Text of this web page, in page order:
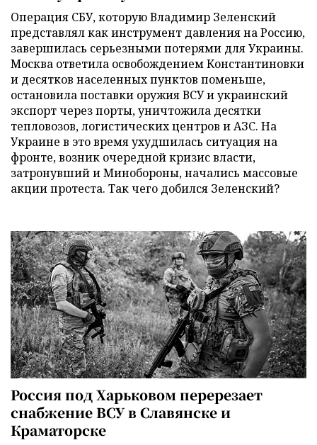
Операция СБУ, которую Владимир Зеленский
представлял как инструмент давления на Россию,
завершилась серьезными потерями для Украины.
Москва ответила освобождением Константиновки
и десятков населенных пунктов поменьше,
остановила поставки оружия ВСУ и украинский
экспорт через порты, уничтожила десятки
тепловозов, логистических центров и АЗС. На
Украине в это время ухудшилась ситуация на
фронте, возник очередной кризис власти,
затронувший и Минобороны, начались массовые
акции протеста. Так чего добился Зеленский?
Россия под Харьковом перерезает
снабжение ВСУ в Славянске и
Краматорске